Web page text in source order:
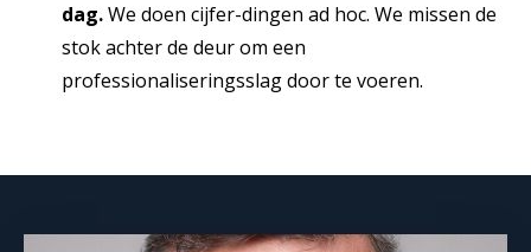
dag.We doen cijfer-dingen ad hoc. We missen de
stok achter de deur om een
professionaliseringsslag door te voeren.